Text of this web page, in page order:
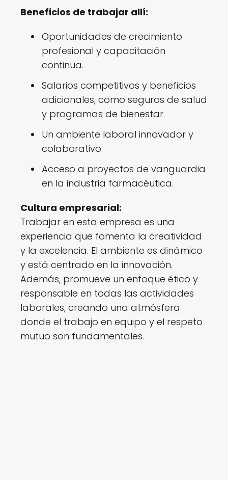
Beneficios de trabajar allí:
Oportunidades de crecimiento
profesional y capacitación
continua.
Salarios competitivos y beneficios
adicionales, como seguros de salud
y programas de bienestar.
Un ambiente laboral innovador y
colaborativo.
Acceso a proyectos de vanguardia
en la industria farmacéutica.
Cultura empresarial:
Trabajar en esta empresa es una
experiencia que fomenta la creatividad
y la excelencia. El ambiente es dinámico
y está centrado en la innovación.
Además, promueve un enfoque ético y
responsable en todas las actividades
laborales, creando una atmósfera
donde el trabajo en equipo y el respeto
mutuo son fundamentales.